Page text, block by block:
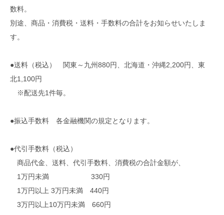
数料。
別途、商品・消費税・送料・手数料の合計をお知らせいたしま
す。
●送料（税込） 関東～九州880円、北海道・沖縄2,200円、東
北1,100円
※配送先1件毎。
●振込手数料 各金融機関の規定となります。
●代引手数料（税込）
商品代金、送料、代引手数料、消費税の合計金額が、
1万円未満 330円
1万円以上 3万円未満 440円
3万円以上10万円未満 660円